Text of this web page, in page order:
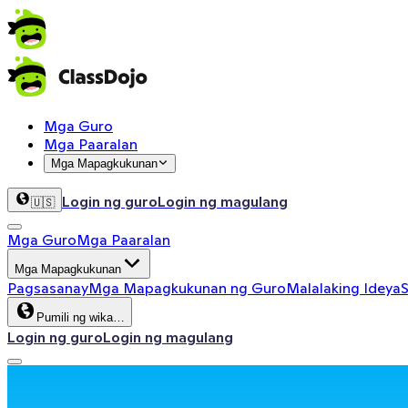
Mga Guro
Mga Paaralan
Mga Mapagkukunan
🇺🇸 Login ng guroLogin ng magulang
Mga GuroMga Paaralan
Mga Mapagkukunan
PagsasanayMga Mapagkukunan ng GuroMalalaking Ideya
Pumili ng wika…
Login ng guroLogin ng magulang